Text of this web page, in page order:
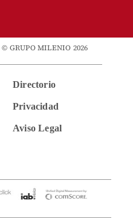
© GRUPO MILENIO 2026
Directorio
Privacidad
Aviso Legal